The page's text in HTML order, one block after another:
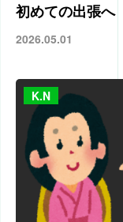
初めての出張へ
2026.05.01
K.N